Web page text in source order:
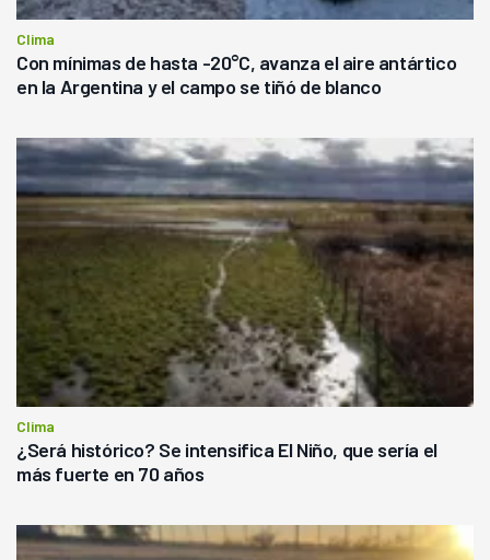
Clima
Con mínimas de hasta -20°C, avanza el aire antártico
en la Argentina y el campo se tiñó de blanco
Clima
¿Será histórico? Se intensifica El Niño, que sería el
más fuerte en 70 años